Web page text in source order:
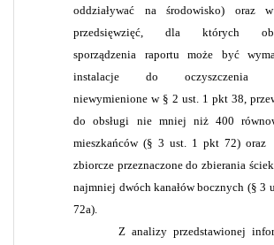
oddziaływać na środowisko) oraz
przedsięwzięć, dla których
sporządzenia raportu może być
instalacje do oczyszczenia
niewymienione w § 2 ust. 1 pkt 38,
do obsługi nie mniej niż 400
mieszkańców (§ 3 ust. 1 pkt 72) oraz
zbiorcze przeznaczone do zbierania
najmniej dwóch kanałów bocznych (§ 3
72a).
Z analizy przedstawionej